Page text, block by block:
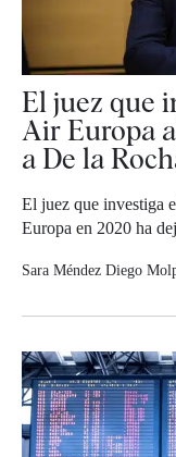
El juez que
Air Europa
a De la
El juez que investiga
Europa en 2020 ha
Sara Méndez Diego